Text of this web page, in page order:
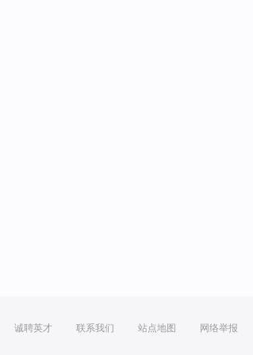
诚聘英才 联系我们 站点地图 网络举报